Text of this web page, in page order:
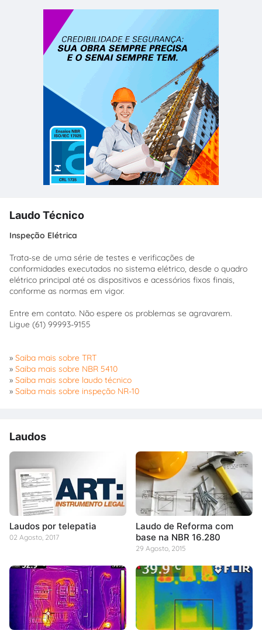
Laudo Técnico
Inspeção Elétrica
Trata-se de uma série de testes e verificações de
conformidades executados no sistema elétrico, desde o quadro
elétrico principal até os dispositivos e acessórios fixos finais,
conforme as normas em vigor.
Entre em contato. Não espere os problemas se agravarem.
Ligue (61) 99993-9155
» Saiba mais sobre TRT
» Saiba mais sobre NBR 5410
» Saiba mais sobre laudo técnico
» Saiba mais sobre inspeção NR-10
Laudos
Laudos por telepatia
02 Agosto, 2017
Laudo de Reforma com
base na NBR 16.280
29 Agosto, 2015